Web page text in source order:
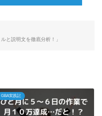
と説明文を徹底分析！」
GBA実践記